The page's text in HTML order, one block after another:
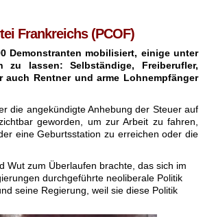
Frankreichs (PCOF)
Demonstranten mobilisiert, einige unter
lassen: Selbständige, Freiberufler,
auch Rentner und arme Lohnempfänger
die angekündigte Anhebung der Steuer auf
geworden, um zur Arbeit zu fahren,
eine Geburtsstation zu erreichen oder die
Wut zum Überlaufen brachte, das sich im
durchgeführte neoliberale Politik
seine Regierung, weil sie diese Politik